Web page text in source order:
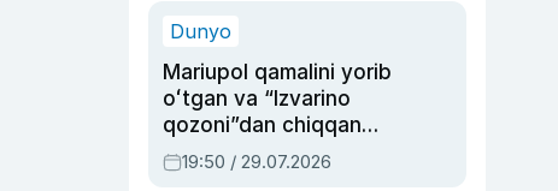
Dunyo
Mariupol qamalini yorib
oʻtgan va “Izvarino
qozoni”dan chiqqan
qahramon — Ukraina
armiyasi bosh
19:50 / 29.07.2026